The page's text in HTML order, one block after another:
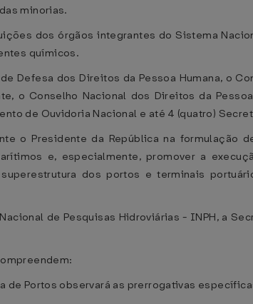
minorias.
dos órgãos integrantes do Sistema
químicos.
Defesa dos Direitos da Pessoa Humana, o
o Conselho Nacional dos Direitos da
de Ouvidoria Nacional e até 4 (quatro)
o Presidente da República na formulação
e, especialmente, promover a
dos portos e terminais
de Pesquisas Hidroviárias - INPH, a
Portos observará as prerrogativas